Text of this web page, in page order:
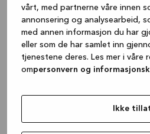
vårt, med partnerne våre innen
annonsering og analysearbeid,
med annen informasjon du har
eller som de har samlet inn
tjenestene deres. Les mer i våre
ompersonvern og
Ikke
(see the